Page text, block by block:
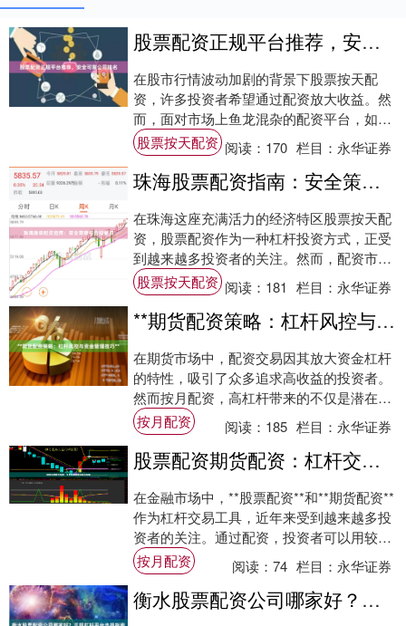
股票配资正规平台推荐，安全可靠公司排名
在股市行情波动加剧的背景下股票按天配
资，许多投资者希望通过配资放大收益。然
而，面对市场上鱼龙混杂的配资平台，如何
选择一家**正规、安全、可靠**的公司成为
关键。....
股票按天配资 阅读： 170 栏目： 永华证券
珠海股票配资指南：安全策略与合规要点
在珠海这座充满活力的经济特区股票按天配
资，股票配资作为一种杠杆投资方式，正受
到越来越多投资者的关注。然而，配资市场
鱼龙混杂，如何在合规框架下安全操作，成
为每位投....
股票按天配资 阅读： 181 栏目： 永华证券
**期货配资策略：杠杆风控与资金管理技巧**
在期货市场中，配资交易因其放大资金杠杆
的特性，吸引了众多追求高收益的投资者。
然而按月配资，高杠杆带来的不仅是潜在的
高回报，更伴随着巨大的风险。如何在利用
配资放大....
按月配资 阅读： 185 栏目： 永华证券
股票配资期货配资：杠杆交易策略与风控指南
在金融市场中，**股票配资**和**期货配资**
作为杠杆交易工具，近年来受到越来越多投
资者的关注。通过配资，投资者可以用较少
的自有资金撬动更大规模的交易，从而放....
按月配资 阅读：74 栏目： 永华证券
衡水股票配资公司哪家好？正规杠杆平台选择指南